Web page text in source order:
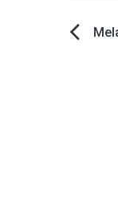
Post